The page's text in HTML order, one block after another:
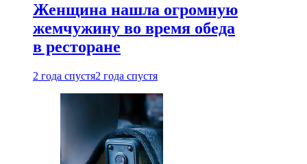
Женщина нашла огромную
жемчужину во время обеда
в ресторане
2 года спустя2 года спустя